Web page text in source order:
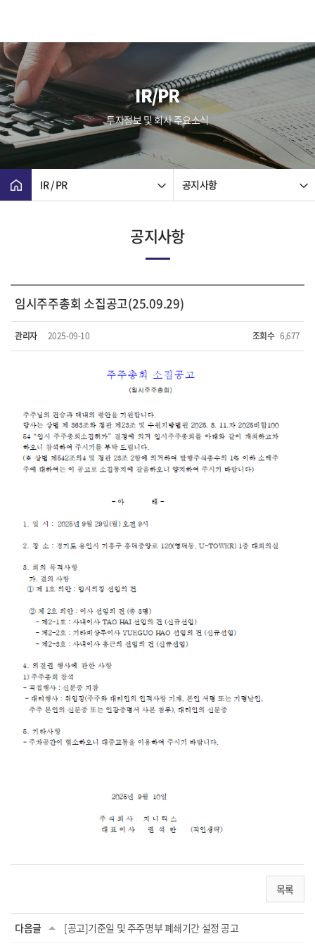
IR/PR
투자정보 및 회사 주요소식
IR / PR 공지사항
공지사항
임시주주총회 소집공고(25.09.29)
관리자 2025-09-10 조회수 6,677
목록
다음글 [공고]기준일 및 주주명부 폐쇄기간 설정 공고